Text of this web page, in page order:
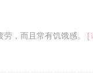
，而且常有饥饿感。 [